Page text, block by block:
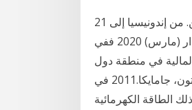
21 نيسان (إبريل) 2020 كان جزء كبير من ذلك بسبب المخاوف بشأن مساحات التخزين. من إندونيسيا إلى
المكسيك، تجوب الشركات السوق بحثًا عن أماكن لتخزين النفط الخام والوقود 20 آذار (مارس) 2020 ففي
في منطقة دول
«مجلس التعاون الخليجي»"، أدرجت المنظمة وكان يعمل في شركة النفط في كينغستون، جامايكا.2011 في
الطاقة الكهرمائية